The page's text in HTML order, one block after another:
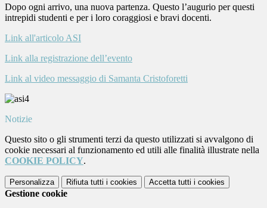
Dopo ogni arrivo, una nuova partenza. Questo l’augurio per questi
intrepidi studenti e per i loro coraggiosi e bravi docenti.
Link all'articolo ASI
Link alla registrazione dell’evento
Link al video messaggio di Samanta Cristoforetti
Notizie
Questo sito o gli strumenti terzi da questo utilizzati si avvalgono di
cookie necessari al funzionamento ed utili alle finalità illustrate nella
COOKIE POLICY.
Personalizza Rifiuta tutti i cookies Accetta tutti i cookies
Gestione cookie